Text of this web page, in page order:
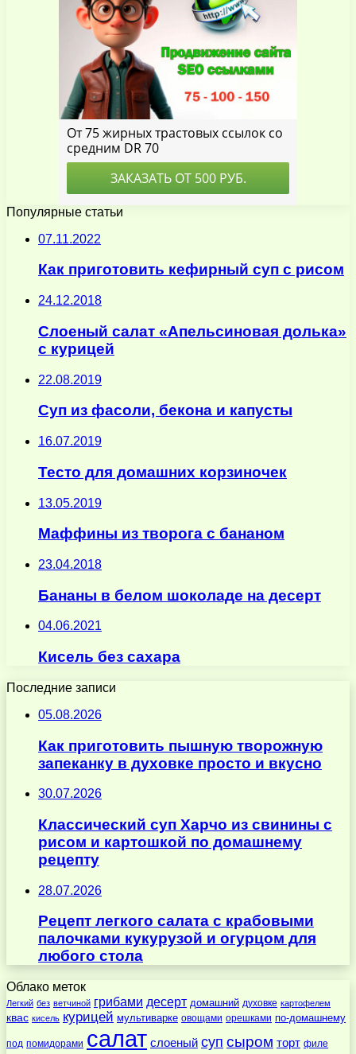
Популярные статьи
07.11.2022
Как приготовить кефирный суп с рисом
24.12.2018
Слоеный салат «Апельсиновая долька»
с курицей
22.08.2019
Суп из фасоли, бекона и капусты
16.07.2019
Тесто для домашних корзиночек
13.05.2019
Маффины из творога с бананом
23.04.2018
Бананы в белом шоколаде на десерт
04.06.2021
Кисель без сахара
Последние записи
05.08.2026
Как приготовить пышную творожную
запеканку в духовке просто и вкусно
30.07.2026
Классический суп Харчо из свинины с
рисом и картошкой по домашнему
рецепту
28.07.2026
Рецепт легкого салата с крабовыми
палочками кукурузой и огурцом для
любого стола
Облако меток
Легкий без ветчиной грибами десерт домашний духовке картофелем
квас кисель курицей мультиварке овощами орешками по-домашнему
под помидорами салат слоеный суп сыром торт филе